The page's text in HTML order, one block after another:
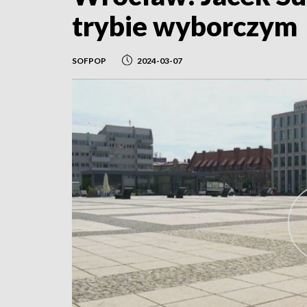
trybie wyborczym
SOFPOP 2024-03-07